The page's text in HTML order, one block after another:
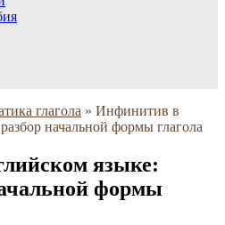
глагола » Инфинитив в
начальной формы глагола
языке:
формы